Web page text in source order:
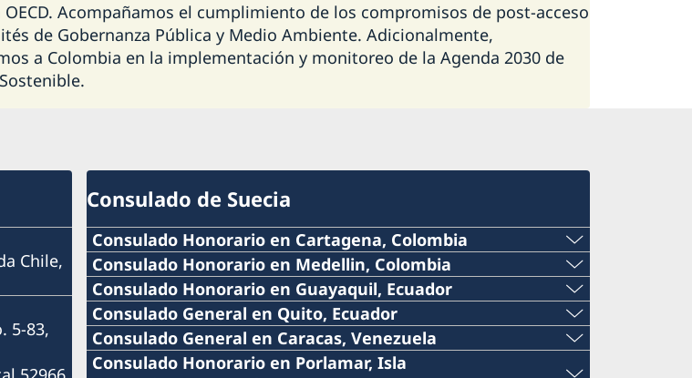
OECD. Acompañamos el cumplimiento de los compromisos de post-acceso
de Gobernanza Pública y Medio Ambiente. Adicionalmente,
a Colombia en la implementación y monitoreo de la Agenda 2030 de
Chile,
5-83,
Consulado de Suecia
Consulado Honorario en Cartagena, Colombia
Teléfono:
+57 605 650 2232
Correo:
Consulado Honorario en Medellin, Colombia
Teléfono:
+57 604 322 0520
Correo:
Consulado Honorario en Guayaquil, Ecuador
Teléfono:
+593 4 3951777
Consulado General en Quito, Ecuador
Teléfono:
Consulado General en Caracas, Venezuela
Teléfono:
Consulado Honorario en Porlamar, Isla